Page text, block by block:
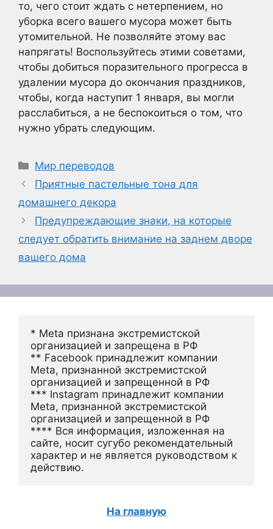
то, чего стоит ждать с нетерпением, но
уборка всего вашего мусора может быть
утомительной. Не позволяйте этому вас
напрягать! Воспользуйтесь этими советами,
чтобы добиться поразительного прогресса в
удалении мусора до окончания праздников,
чтобы, когда наступит 1 января, вы могли
расслабиться, а не беспокоиться о том, что
нужно убрать следующим.
Рубрики
Мир переводов
Приятные пастельные тона для
домашнего декора
Предупреждающие знаки, на которые
следует обратить внимание на заднем дворе
вашего дома
* Meta признана экстремистской
организацией и запрещена в РФ
** Facebook принадлежит компании
Meta, признанной экстремистской
организацией и запрещенной в РФ
*** Instagram принадлежит компании
Meta, признанной экстремистской
организацией и запрещенной в РФ
**** Вся информация, изложенная на
сайте, носит сугубо рекомендательный
характер и не является руководством к
действию.
На главную